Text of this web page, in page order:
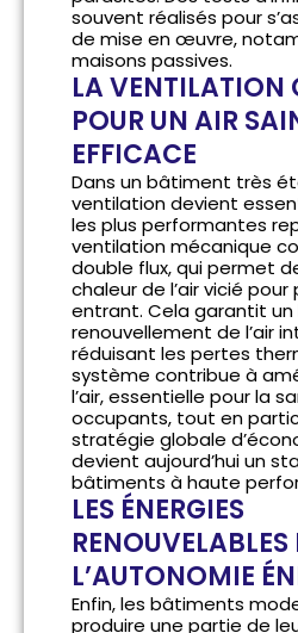
souvent réalisés pour
de mise en œuvre,
maisons passives.
LA VENTILATION
POUR UN AIR
EFFICACE
Dans un bâtiment très
ventilation devient
les plus performantes
ventilation mécanique
double flux, qui permet
chaleur de l’air vicié pour
entrant. Cela garantit un
renouvellement de l’air
réduisant les pertes
système contribue à
l’air, essentielle pour la
occupants, tout en
stratégie globale
devient aujourd’hui un
bâtiments à haute
LES ÉNERGIES
RENOUVELABLES
L’AUTONOMIE
Enfin, les bâtiments
produire une partie de